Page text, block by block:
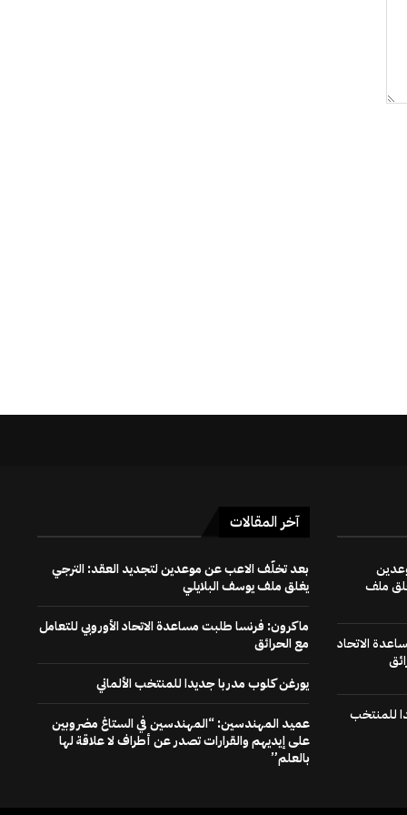
ملف
الاتحاد
للمنتخب
آخر المقالات
بعد تخلّف الاعب عن موعدين لتجديد العقد: الترجي
يغلق ملف يوسف البلايلي
ماكرون: فرنسا طلبت مساعدة الاتحاد الأوروبي للتعامل
مع الحرائق
يورغن كلوب مدربا جديدا للمنتخب الألماني
عميد المهندسين: “المهندسين في الستاغ مضروبين
على إيديهم والقرارات تصدر عن أطراف لا علاقة لها
بالعلم”